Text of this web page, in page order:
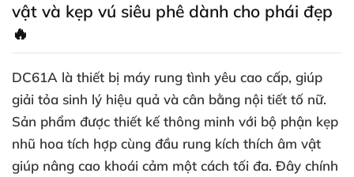
vật và kẹp vú siêu phê dành cho phái đẹp
🔥
DC61A là thiết bị máy rung tình yêu cao cấp, giúp
giải tỏa sinh lý hiệu quả và cân bằng nội tiết tố nữ.
Sản phẩm được thiết kế thông minh với bộ phận kẹp
nhũ hoa tích hợp cùng đầu rung kích thích âm vật
giúp nâng cao khoái cảm một cách tối đa. Đây chính